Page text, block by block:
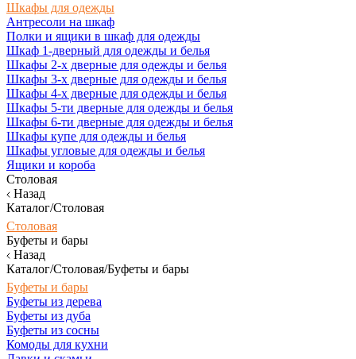
Шкафы для одежды
Антресоли на шкаф
Полки и ящики в шкаф для одежды
Шкаф 1-дверный для одежды и белья
Шкафы 2-х дверные для одежды и белья
Шкафы 3-х дверные для одежды и белья
Шкафы 4-х дверные для одежды и белья
Шкафы 5-ти дверные для одежды и белья
Шкафы 6-ти дверные для одежды и белья
Шкафы купе для одежды и белья
Шкафы угловые для одежды и белья
Ящики и короба
Столовая
Назад
Каталог/Столовая
Столовая
Буфеты и бары
Назад
Каталог/Столовая/Буфеты и бары
Буфеты и бары
Буфеты из дерева
Буфеты из дуба
Буфеты из сосны
Комоды для кухни